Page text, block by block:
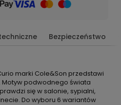
Bezpieczeństwo
marki Cole&Son przedstawi
podwodnego świata
się w salonie, sypialni,
Do wyboru 6 wariantów